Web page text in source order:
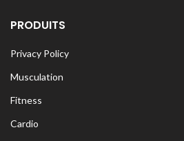
PRODUITS
Privacy Policy
Musculation
Fitness
Cardio